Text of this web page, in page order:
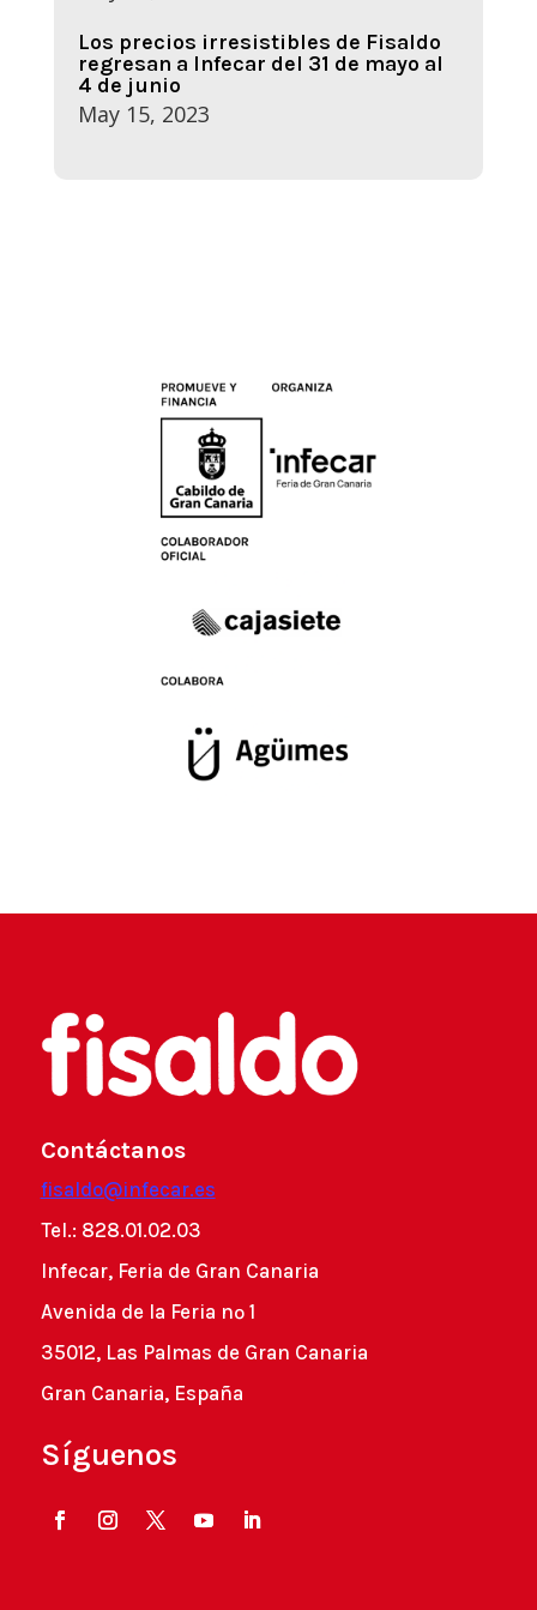
Los precios irresistibles de Fisaldo
regresan a Infecar del 31 de mayo al
4 de junio
May 15, 2023
Contáctanos
fisaldo@infecar.es
Tel.: 828.01.02.03
Infecar, Feria de Gran Canaria
Avenida de la Feria nº 1
35012, Las Palmas de Gran Canaria
Gran Canaria, España
Síguenos